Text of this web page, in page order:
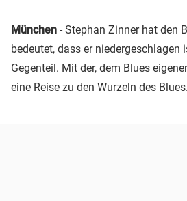
München - Stephan Zinner hat den
bedeutet, dass er niedergeschlagen
Gegenteil. Mit der, dem Blues
eine Reise zu den Wurzeln des Blues.